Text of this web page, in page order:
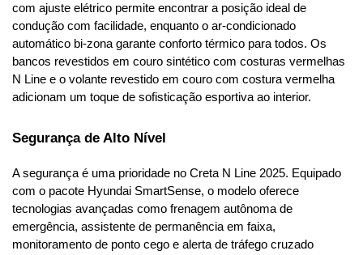
com ajuste elétrico permite encontrar a posição ideal de
condução com facilidade, enquanto o ar-condicionado
automático bi-zona garante conforto térmico para todos. Os
bancos revestidos em couro sintético com costuras vermelhas
N Line e o volante revestido em couro com costura vermelha
adicionam um toque de sofisticação esportiva ao interior.
Segurança de Alto Nível
A segurança é uma prioridade no Creta N Line 2025. Equipado
com o pacote Hyundai SmartSense, o modelo oferece
tecnologias avançadas como frenagem autônoma de
emergência, assistente de permanência em faixa,
monitoramento de ponto cego e alerta de tráfego cruzado